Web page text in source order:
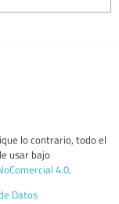
lo contrario, todo el
usar bajo
4.0.
Datos